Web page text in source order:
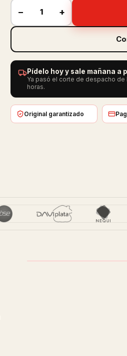
− +
Pídelo hoy y sale mañana a
Ya pasó el corte de despacho de
horas.
Original garantizado